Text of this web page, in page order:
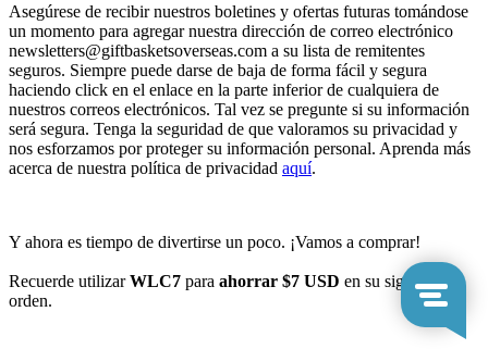
Asegúrese de recibir nuestros boletines y ofertas futuras tomándose
un momento para agregar nuestra dirección de correo electrónico
newsletters@giftbasketsoverseas.com a su lista de remitentes
seguros. Siempre puede darse de baja de forma fácil y segura
haciendo click en el enlace en la parte inferior de cualquiera de
nuestros correos electrónicos. Tal vez se pregunte si su información
será segura. Tenga la seguridad de que valoramos su privacidad y
nos esforzamos por proteger su información personal. Aprenda más
acerca de nuestra política de privacidad aquí.
Y ahora es tiempo de divertirse un poco. ¡Vamos a comprar!
Recuerde utilizarWLC7 para ahorrar $7 USD en su siguiente
orden.